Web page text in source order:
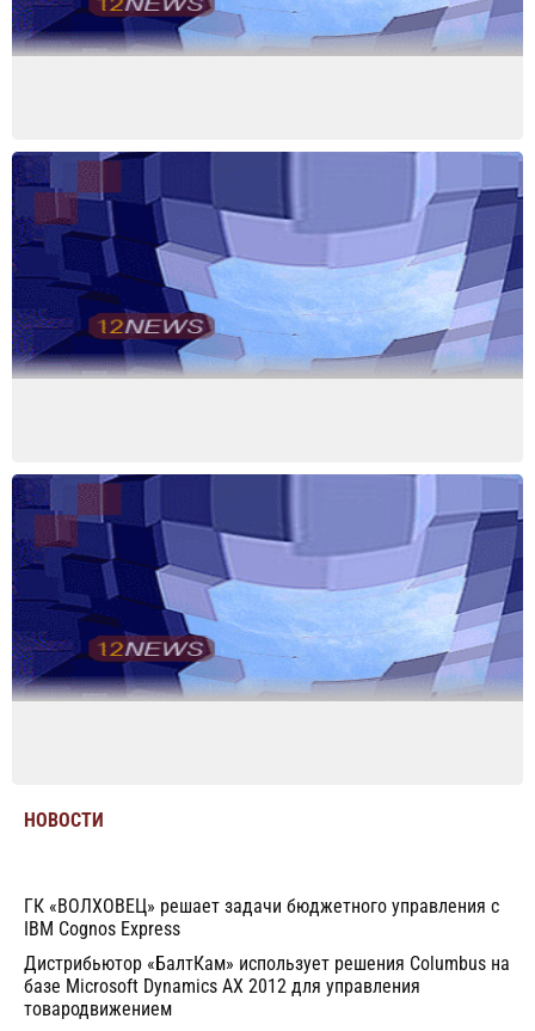
НОВОСТИ
ГК «ВОЛХОВЕЦ» решает задачи бюджетного управления с
IBM Cognos Express
Дистрибьютор «БалтКам» использует решения Columbus на
базе Microsoft Dynamics AX 2012 для управления
товародвижением